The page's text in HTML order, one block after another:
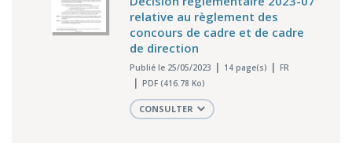
relative au règlement des
concours de cadre et de cadre
de direction
Publié le 25/05/2023 14 page(s)
FR
PDF (416.78 Ko)
CONSULTER